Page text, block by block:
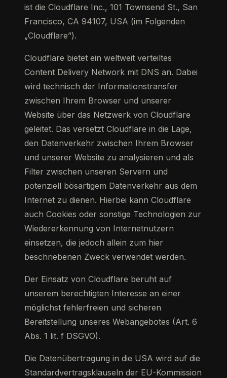
ist die Cloudflare Inc., 101 Townsend St., San
Francisco, CA 94107, USA (im Folgenden
„Cloudflare”).
Cloudflare bietet ein weltweit verteiltes
Content Delivery Network mit DNS an. Dabei
wird technisch der Informationstransfer
zwischen Ihrem Browser und unserer
Website über das Netzwerk von Cloudflare
geleitet. Das versetzt Cloudflare in die Lage,
den Datenverkehr zwischen Ihrem Browser
und unserer Website zu analysieren und als
Filter zwischen unseren Servern und
potenziell bösartigem Datenverkehr aus dem
Internet zu dienen. Hierbei kann Cloudflare
auch Cookies oder sonstige Technologien zur
Wiedererkennung von Internetnutzern
einsetzen, die jedoch allein zum hier
beschriebenen Zweck verwendet werden.
Der Einsatz von Cloudflare beruht auf
unserem berechtigten Interesse an einer
möglichst fehlerfreien und sicheren
Bereitstellung unseres Webangebotes (Art. 6
Abs. 1 lit. f DSGVO).
Die Datenübertragung in die USA wird auf die
Standardvertragsklauseln der EU-Kommission